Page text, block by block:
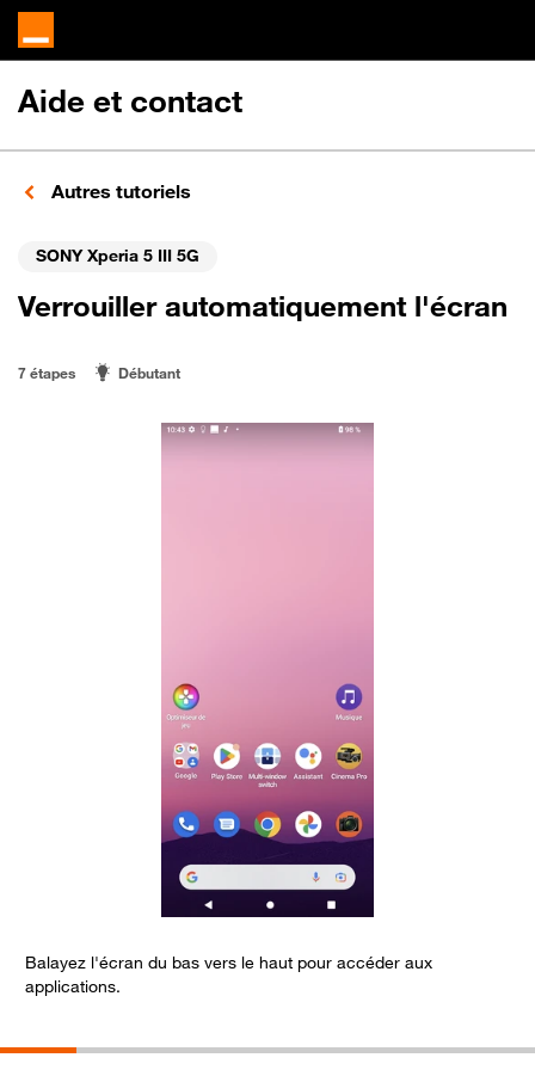
Aide et contact
Autres tutoriels
SONY Xperia 5 III 5G
Verrouiller automatiquement l'écran
7 étapes Débutant
Balayez l'écran du bas vers le haut pour accéder aux
applications.